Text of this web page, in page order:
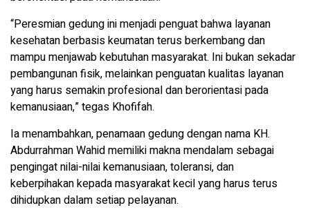
“Peresmian gedung ini menjadi penguat bahwa layanan
kesehatan berbasis keumatan terus berkembang dan
mampu menjawab kebutuhan masyarakat. Ini bukan sekadar
pembangunan fisik, melainkan penguatan kualitas layanan
yang harus semakin profesional dan berorientasi pada
kemanusiaan,” tegas Khofifah.
Ia menambahkan, penamaan gedung dengan nama KH.
Abdurrahman Wahid memiliki makna mendalam sebagai
pengingat nilai-nilai kemanusiaan, toleransi, dan
keberpihakan kepada masyarakat kecil yang harus terus
dihidupkan dalam setiap pelayanan.